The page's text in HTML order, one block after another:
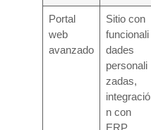
Portal
web
avanzado
Sitio con
funcionali
dades
personali
zadas,
integració
n con